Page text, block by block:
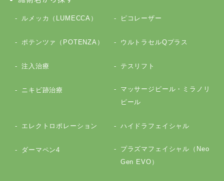
ルメッカ（LUMECCA） ピコレーザー
ポテンツァ（POTENZA） ウルトラセルQプラス
注入治療 テスリフト
ニキビ跡治療
マッサージピール・ミラノリ
ピール
エレクトロポレーション ハイドラフェイシャル
ダーマペン4
プラズマフェイシャル（Neo
Gen EVO）